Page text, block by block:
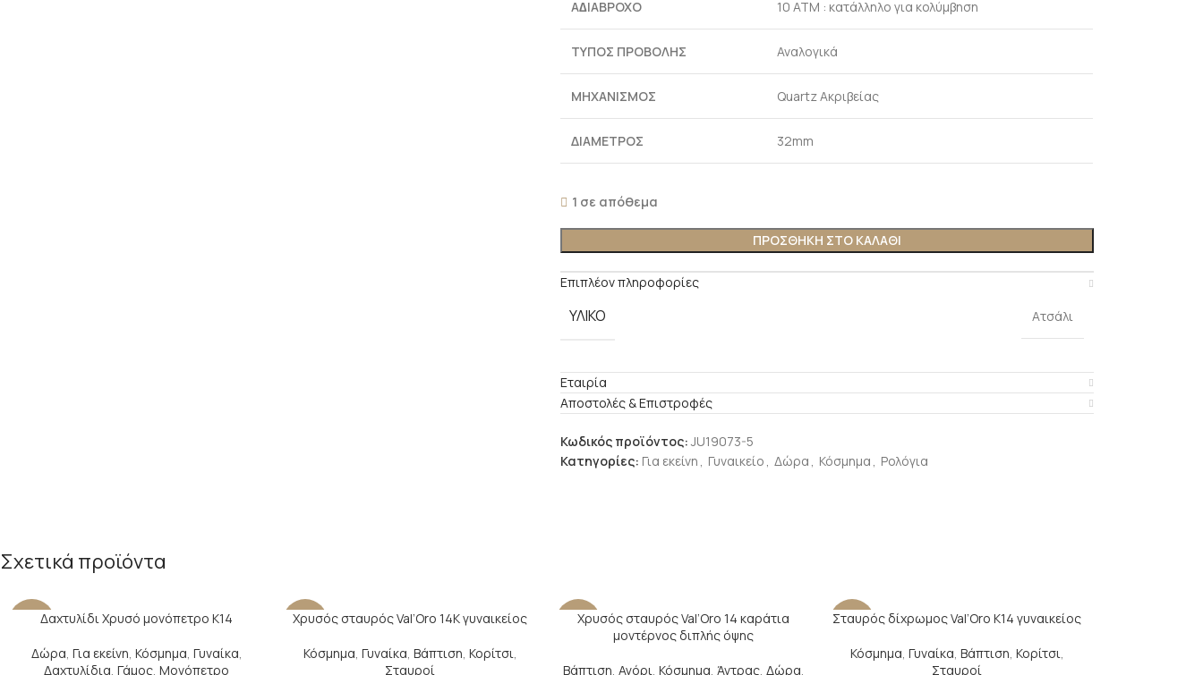
Α∆ΙΑΒΡΟΧΟ 10 ATM : κατάλληλο για κολύμβηση
ΤΥΠΟΣ ΠΡΟΒΟΛΗΣ Αναλογικά
ΜΗΧΑΝΙΣΜΟΣ Quartz Ακριβείας
ΔΙΑΜΕΤΡΟΣ 32mm
1 σε απόθεμα
ΠΡΟΣΘΗΚΗ ΣΤΟ ΚΑΛΑΘΙ
Επιπλέον πληροφορίες
ΥΛΙΚΟ Ατσάλι
Εταιρία
Αποστολές & Επιστροφές
Κωδικός προϊόντος:JU19073-5
Κατηγορίες: Για εκείνη , Γυναικείο , Δώρα , Κόσμημα , Ρολόγια
Σχετικά προϊόντα
-24%Δαχτυλίδι Χρυσό μονόπετρο Κ14
Δώρα, Για εκείνη, Κόσμημα, Γυναίκα,
Δαχτυλίδια,Γάμος,Μονόπετρο
-14%
Χρυσός σταυρός Val’Oro 14Κ γυναικείος
Κόσμημα, Γυναίκα, Βάπτιση, Κορίτσι,
Σταυροί
-21%
Χρυσός σταυρός Val’Oro 14 καράτια
μοντέρνος διπλής όψης
Βάπτιση, Αγόρι, Κόσμημα, Άντρας, Δώρα,
-27%
Σταυρός δίχρωμος Val’Oro Κ14 γυναικείος
Κόσμημα, Γυναίκα, Βάπτιση, Κορίτσι,
Σταυροί